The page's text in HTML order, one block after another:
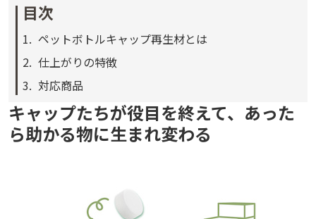
目次
ペットボトルキャップ再生材とは
仕上がりの特徴
対応商品
キャップたちが役目を終えて、あった
ら助かる物に生まれ変わる